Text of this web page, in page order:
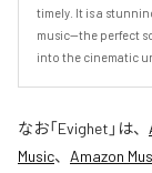
timely. It is a
music—the perfect
into the cinematic
なお「Evighet 」は、
Music、 Amazon